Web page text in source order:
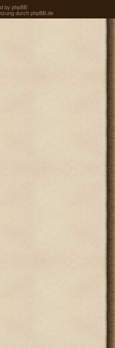
by phpBB
durch phpBB.de